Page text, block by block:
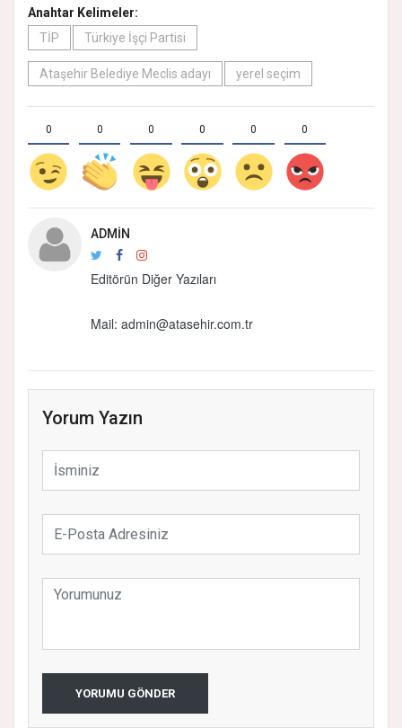
Anahtar Kelimeler:
TİP
Türkiye İşçi Partisi
Ataşehir Belediye Meclis adayı yerel seçim
0 0 0 0 0 0
ADMIN
Editörün Diğer Yazıları
Mail: admin@atasehir.com.tr
Yorum Yazın
YORUMU GÖNDER